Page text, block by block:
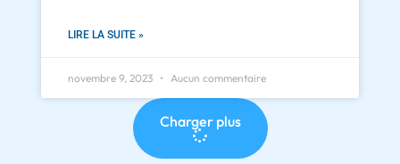
LIRE LA SUITE »
novembre 9, 2023 Aucun commentaire
Charger plus